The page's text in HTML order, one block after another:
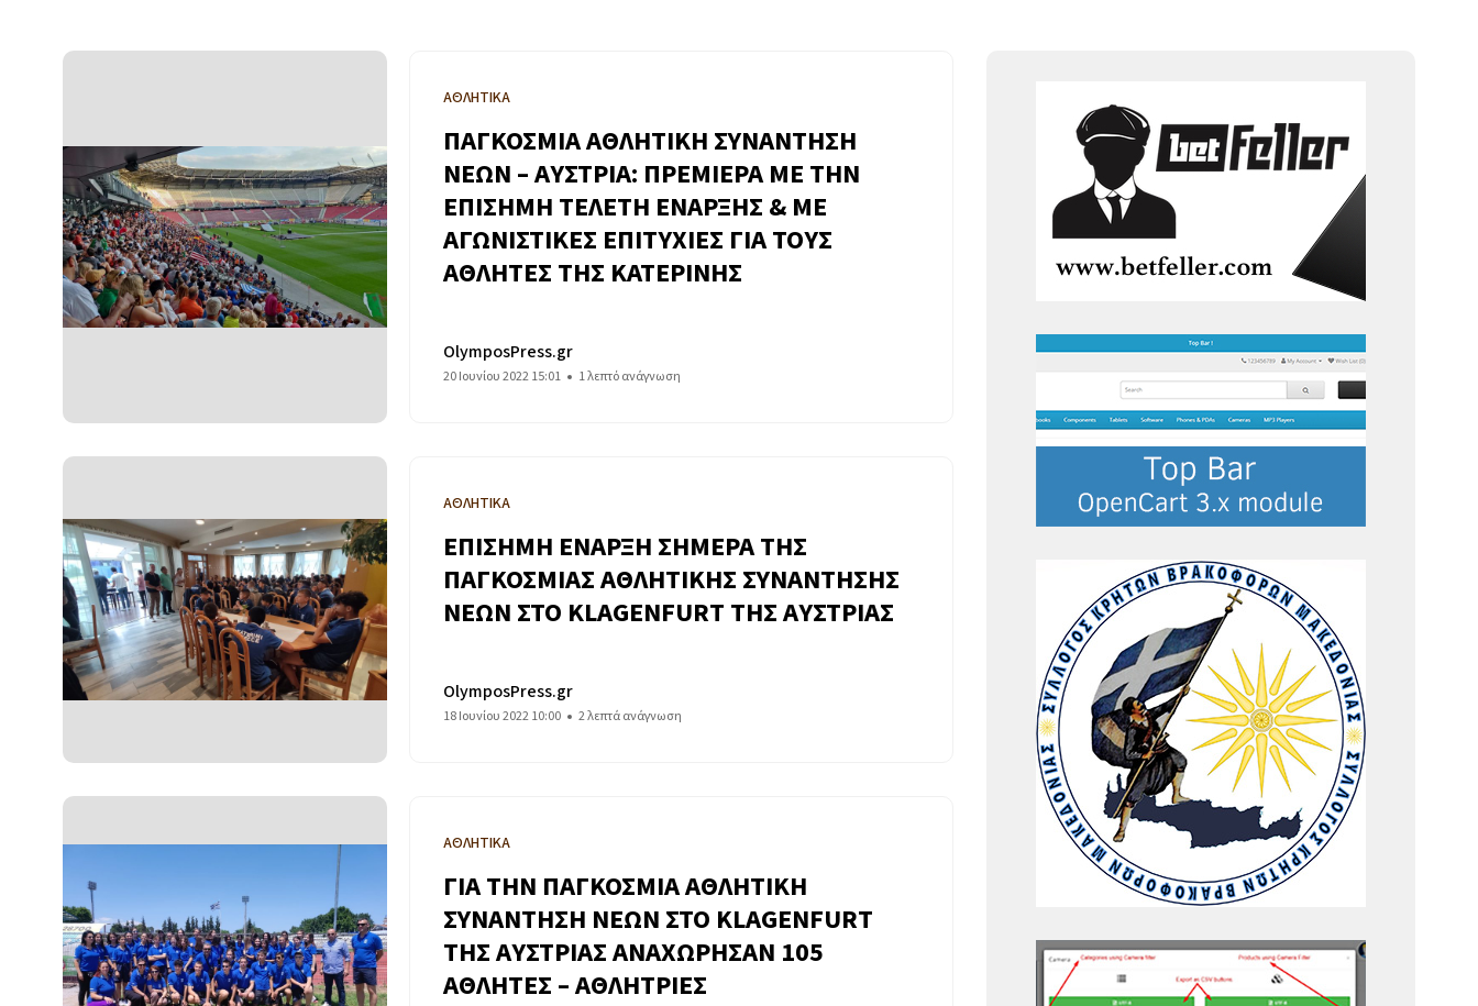
ΑΘΛΗΤΙΚΑ
ΠΑΓΚΟΣΜΙΑ ΑΘΛΗΤΙΚΗ ΣΥΝΑΝΤΗΣΗ
ΝΕΩΝ – ΑΥΣΤΡΙΑ: ΠΡΕΜΙΕΡΑ ΜΕ ΤΗΝ
ΕΠΙΣΗΜΗ ΤΕΛΕΤΗ ΕΝΑΡΞΗΣ & ΜΕ
ΑΓΩΝΙΣΤΙΚΕΣ ΕΠΙΤΥΧΙΕΣ ΓΙΑ ΤΟΥΣ
ΑΘΛΗΤΕΣ ΤΗΣ ΚΑΤΕΡΙΝΗΣ
OlymposPress.gr
20 Ιουνίου 2022 15:01 1 λεπτό ανάγνωση
ΑΘΛΗΤΙΚΑ
ΕΠΙΣΗΜΗ ΕΝΑΡΞΗ ΣΗΜΕΡΑ ΤΗΣ
ΠΑΓΚΟΣΜΙΑΣ ΑΘΛΗΤΙΚΗΣ ΣΥΝΑΝΤΗΣΗΣ
ΝΕΩΝ ΣΤΟ KLAGENFURT ΤΗΣ ΑΥΣΤΡΙΑΣ
OlymposPress.gr
18 Ιουνίου 2022 10:00 2 λεπτά ανάγνωση
ΑΘΛΗΤΙΚΑ
ΓΙΑ ΤΗΝ ΠΑΓΚΟΣΜΙΑ ΑΘΛΗΤΙΚΗ
ΣΥΝΑΝΤΗΣΗ ΝΕΩΝ ΣΤΟ KLAGENFURT
ΤΗΣ ΑΥΣΤΡΙΑΣ ΑΝΑΧΩΡΗΣΑΝ 105
ΑΘΛΗΤΕΣ – ΑΘΛΗΤΡΙΕΣ